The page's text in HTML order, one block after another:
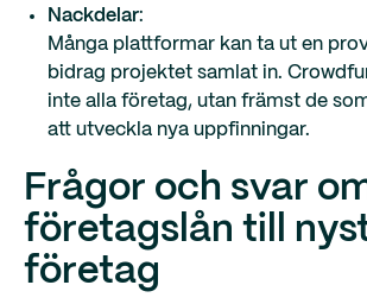
Nackdelar:
Många plattformar kan ta ut en
bidrag projektet samlat in.
inte alla företag, utan främst de
att utveckla nya uppfinningar.
Frågor och svar
företagslån till
företag